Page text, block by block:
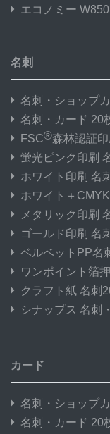
エコノミー W850
名刺
名刺・ショップ
名刺・カード 20
FSC®森林認証
蛍光ピンク印刷
ホワイト印刷 名
ホワイト＋
メタリック印刷
ゴールド印刷 名
ベルベットPP名
ワンポイント箔
クラフト紙 名刺
シナップス 名刺
カード
名刺・ショップ
名刺・カード 20